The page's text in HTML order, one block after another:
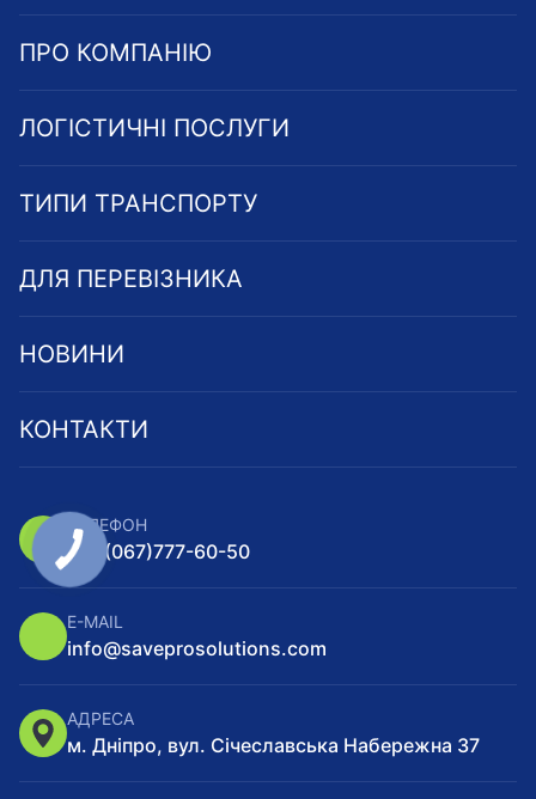
ПРО КОМПАНІЮ
ЛОГІСТИЧНІ ПОСЛУГИ
ТИПИ ТРАНСПОРТУ
ДЛЯ ПЕРЕВІЗНИКА
НОВИНИ
КОНТАКТИ
ТЕЛЕФОН
+38 (067)777-60-50
E-MAIL
info@saveprosolutions.com
АДРЕСА
м. Дніпро, вул. Січеславська Набережна 37